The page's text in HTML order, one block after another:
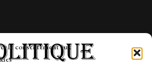
le consentement aux